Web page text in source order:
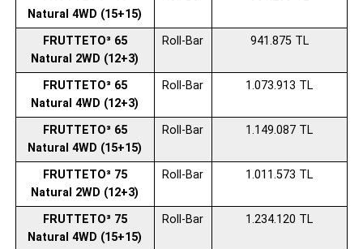
Natural 4WD (15+15)
FRUTTETO³ 65
Natural 2WD (12+3)
Roll-Bar 941.875 TL
FRUTTETO³ 65
Natural 4WD (12+3)
Roll-Bar 1.073.913 TL
FRUTTETO³ 65
Natural 4WD (15+15)
Roll-Bar 1.149.087 TL
FRUTTETO³ 75
Natural 2WD (12+3)
Roll-Bar 1.011.573 TL
FRUTTETO³ 75
Natural 4WD (15+15)
Roll-Bar 1.234.120 TL